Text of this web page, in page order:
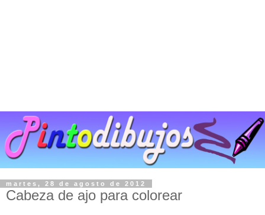
martes, 28 de agosto de 2012
Cabeza de ajo para colorear